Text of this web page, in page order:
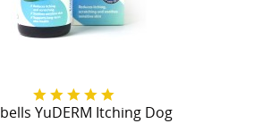
YuDERM Itching Dog